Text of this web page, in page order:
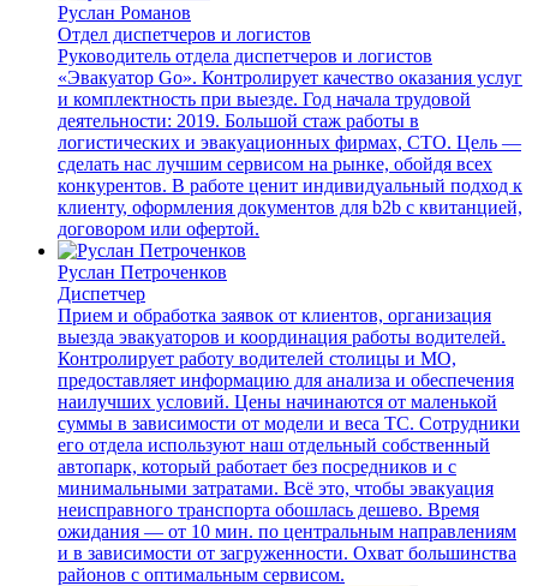
Руслан Романов
Отдел диспетчеров и логистов
Руководитель отдела диспетчеров и логистов
«Эвакуатор Go». Контролирует качество оказания услуг
и комплектность при выезде. Год начала трудовой
деятельности: 2019. Большой стаж работы в
логистических и эвакуационных фирмах, СТО. Цель —
сделать нас лучшим сервисом на рынке, обойдя всех
конкурентов. В работе ценит индивидуальный подход к
клиенту, оформления документов для b2b с квитанцией,
договором или офертой.
Руслан Петроченков
Диспетчер
Прием и обработка заявок от клиентов, организация
выезда эвакуаторов и координация работы водителей.
Контролирует работу водителей столицы и МО,
предоставляет информацию для анализа и обеспечения
наилучших условий. Цены начинаются от маленькой
суммы в зависимости от модели и веса ТС. Сотрудники
его отдела используют наш отдельный собственный
автопарк, который работает без посредников и с
минимальными затратами. Всё это, чтобы эвакуация
неисправного транспорта обошлась дешево. Время
ожидания — от 10 мин. по центральным направлениям
и в зависимости от загруженности. Охват большинства
районов с оптимальным сервисом.